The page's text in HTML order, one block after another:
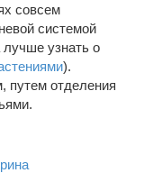
совсем
системой
узнать о
).
путем отделения